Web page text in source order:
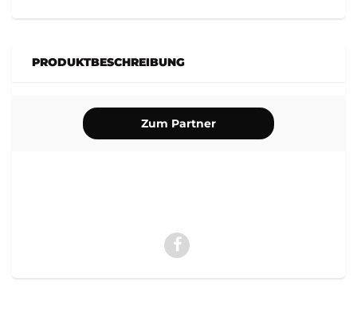
PRODUKTBESCHREIBUNG
Zum Partner